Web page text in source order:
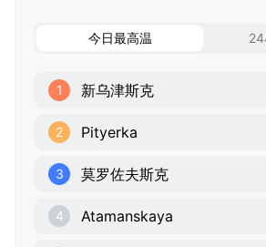
今日最高温
1 新乌津斯克
2 Pityerka
3 莫罗佐夫斯克
4 Atamanskaya